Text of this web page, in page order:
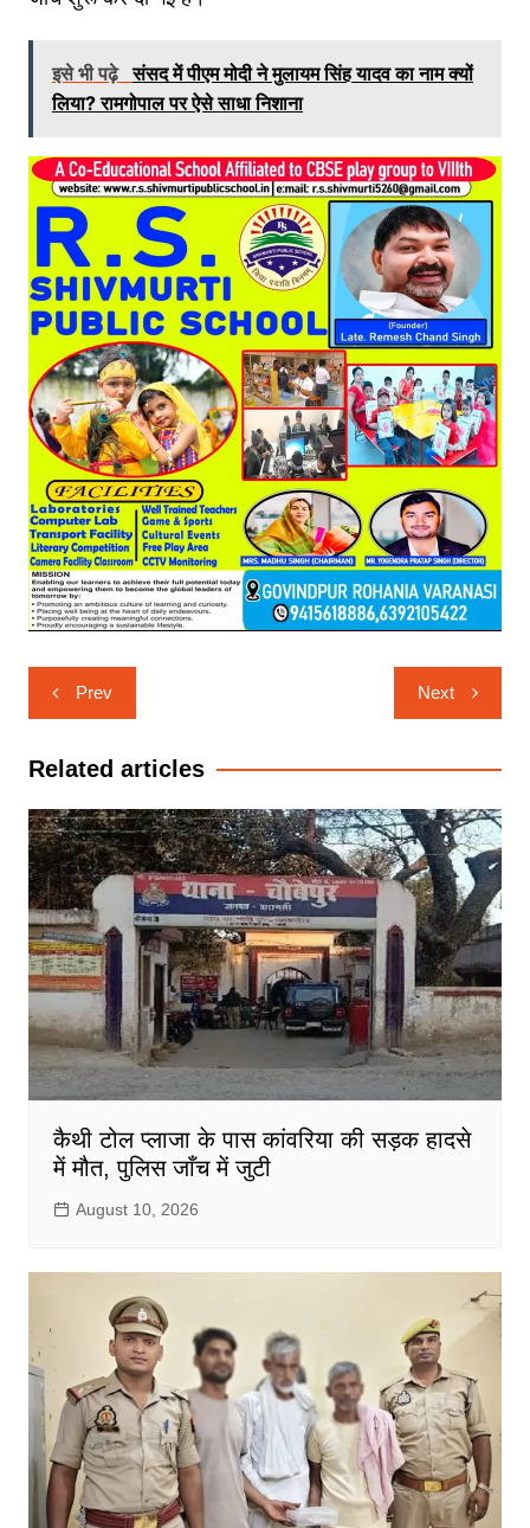
इसे भी पढ़े संसद में पीएम मोदी ने मुलायम सिंह यादव का नाम क्यों
लिया? रामगोपाल पर ऐसे साधा निशाना
Post
navigation
Prev Next
Related articles
कैथी टोल प्लाजा के पास कांवरिया की सड़क हादसे
में मौत, पुलिस जाँच में जुटी
August 10, 2026